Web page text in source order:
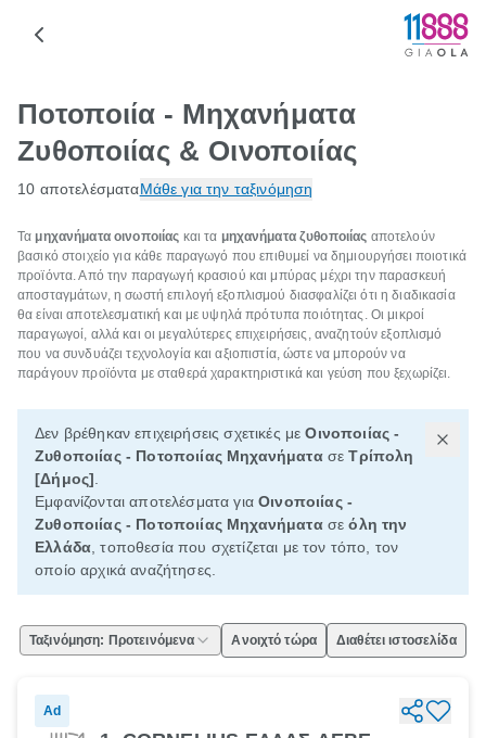
Ποτοποιία - Μηχανήματα
Ζυθοποιίας & Οινοποιίας
10 αποτελέσματαΜάθε για την ταξινόμηση
Τα μηχανήματα οινοποιίας και τα μηχανήματα ζυθοποιίας αποτελούν
βασικό στοιχείο για κάθε παραγωγό που επιθυμεί να δημιουργήσει ποιοτικά
προϊόντα. Από την παραγωγή κρασιού και μπύρας μέχρι την παρασκευή
αποσταγμάτων, η σωστή επιλογή εξοπλισμού διασφαλίζει ότι η διαδικασία
θα είναι αποτελεσματική και με υψηλά πρότυπα ποιότητας. Οι μικροί
παραγωγοί, αλλά και οι μεγαλύτερες επιχειρήσεις, αναζητούν εξοπλισμό
που να συνδυάζει τεχνολογία και αξιοπιστία, ώστε να μπορούν να
παράγουν προϊόντα με σταθερά χαρακτηριστικά και γεύση που ξεχωρίζει.
Δεν βρέθηκαν επιχειρήσεις σχετικές μεΟινοποιίας -
Ζυθοποιίας - Ποτοποιίας ΜηχανήματασεΤρίπολη
[Δήμος]
Εμφανίζονται αποτελέσματα γιαΟινοποιίας -
Ζυθοποιίας - Ποτοποιίας Μηχανήματασεόλη την
Ελλάδα , τοποθεσία που σχετίζεται με τον τόπο, τον
οποίο αρχικά αναζήτησες.
Ταξινόμηση: Προτεινόμενα Ανοιχτό τώρα Διαθέτει ιστοσελίδα
Ad